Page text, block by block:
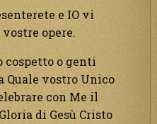
e IO vi
opere.
cospetto o genti
Quale vostro Unico
con Me il
di Gesù Cristo